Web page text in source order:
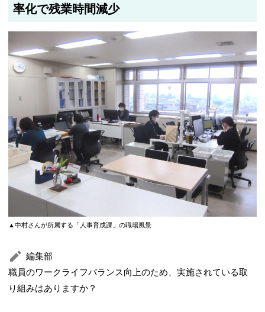
率化で残業時間減少
▲中村さんが所属する「人事育成課」の職場風景
編集部
職員のワークライフバランス向上のため、実施されている取
り組みはありますか？